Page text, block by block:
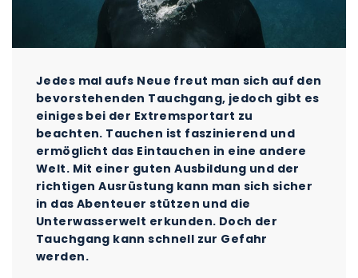
Jedes mal aufs Neue freut man sich auf den
bevorstehenden Tauchgang, jedoch gibt es
einiges bei der Extremsportart zu
beachten. Tauchen ist faszinierend und
ermöglicht das Eintauchen in eine andere
Welt. Mit einer guten Ausbildung und der
richtigen Ausrüstung kann man sich sicher
in das Abenteuer stützen und die
Unterwasserwelt erkunden. Doch der
Tauchgang kann schnell zur Gefahr
werden.